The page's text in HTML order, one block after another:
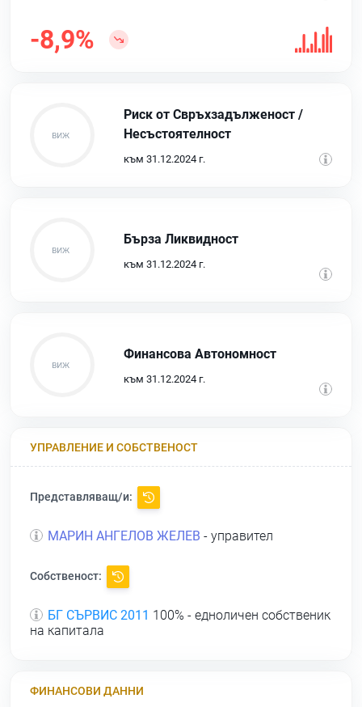
-8,9%
Риск от Свръхзадълженост /
Несъстоятелност
към 31.12.2024 г.
Бърза Ликвидност
към 31.12.2024 г.
Финансова Автономност
към 31.12.2024 г.
УПРАВЛЕНИЕ И СОБСТВЕНОСТ
Представляващ/и:
МАРИН АНГЕЛОВ ЖЕЛЕВ - управител
Собственост:
БГ СЪРВИС 2011 100% - едноличен собственик
на капитала
ФИНАНСОВИ ДАННИ